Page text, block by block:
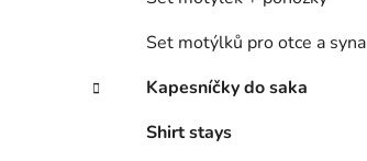
Set motýlků pro otce a syna
Kapesníčky do saka
Shirt stays